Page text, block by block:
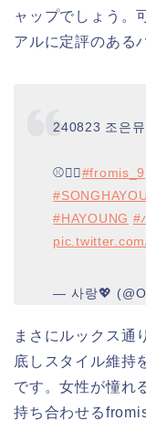
ャップでしょう。
アルに定評のある
240823 조은
⚾️❤️‍🔥#fromis_9
#HAYOUNG #
— 사랑💖
まさにルックス通
底しスタイル維持
です。女性が憧れ
持ち合わせる